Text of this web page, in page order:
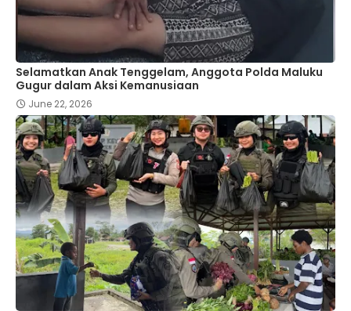
Selamatkan Anak Tenggelam, Anggota Polda Maluku
Gugur dalam Aksi Kemanusiaan
June 22, 2026